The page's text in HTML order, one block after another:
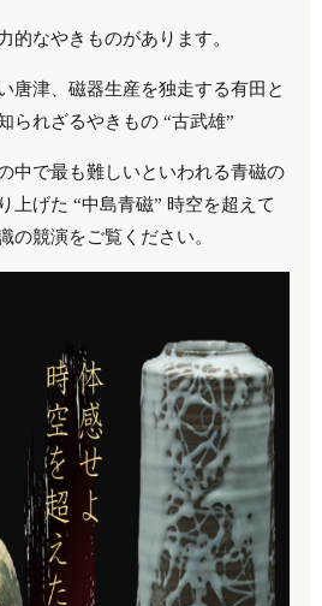
的なやきものがあります。
唐津、磁器生産を独走する有田と
られざるやきもの “古武雄”
中で最も難しいといわれる青磁の
上げた “中島青磁” 時空を超えて
の競演をご覧ください。